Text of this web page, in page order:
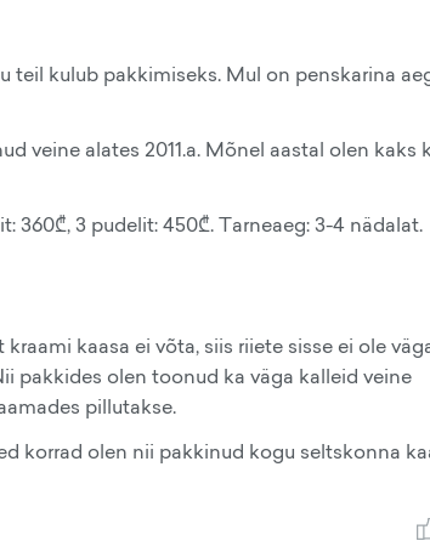
teil kulub pakkimiseks. Mul on penskarina
veine alates 2011.a. Mõnel aastal olen kaks
360₾, 3 pudelit: 450₾. Tarneaeg: 3-4 nädalat.
kaasa ei võta, siis riiete sisse ei ole
pakkides olen toonud ka väga kalleid veine
pillutakse.
korrad olen nii pakkinud kogu seltskonna